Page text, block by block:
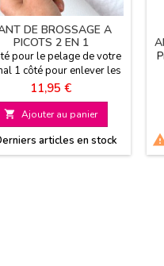
DE BROSSAGE A
PICOTS 2 EN 1
pour le pelage de votre
1 côté pour enlever les
sur vos tissus Idéal pour
ou chats à poils courts
en machine Convient
droitiers comme aux
gauchers
Prix
11,95 €
 Ajouter au panier
articles en stock